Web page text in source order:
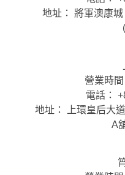
地址： 將軍澳康
(康
營業時
電話：
地址： 上環皇后大
A舖(